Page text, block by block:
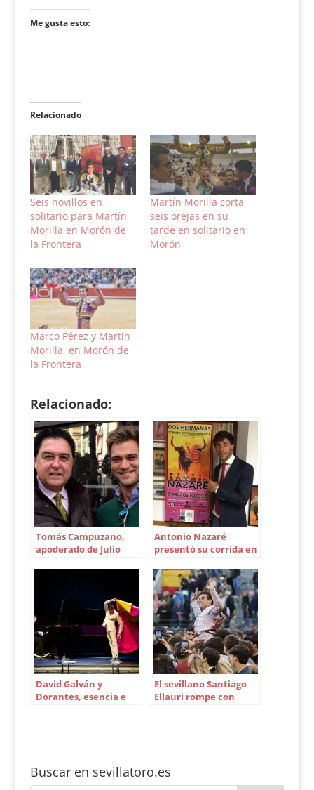
Me gusta esto:
Relacionado
Seis novillos en
solitario para Martín
Morilla en Morón de
la Frontera
Martín Morilla corta
seis orejas en su
tarde en solitario en
Morón
Marco Pérez y Martín
Morilla, en Morón de
la Frontera
Relacionado:
Tomás Campuzano,
apoderado de Julio
Antonio Nazaré
presentó su corrida en
Hermanas
David Galván y
Dorantes, esencia e
El sevillano Santiago
Ellauri rompe con
Buscar en sevillatoro.es